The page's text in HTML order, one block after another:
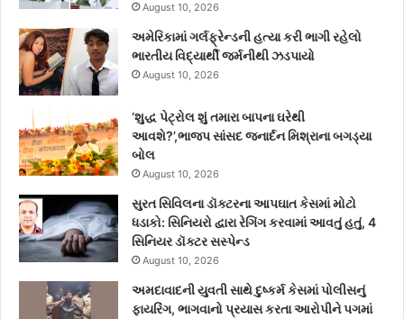
August 10, 2026
અમેરિકામાં ગર્લફ્રેન્ડની હત્યા કરી ભાગી રહેલો
ભારતીય વિદ્યાર્થી જર્મનીથી ઝડપાયો
August 10, 2026
‘શુદ્ધ પેટ્રોલ શું તમારા બાપના ઘરેથી
આવશે?’,ભાજપ સાંસદ જનાર્દન મિશ્રાના બગડ્યા
બોલ
August 10, 2026
સુરત સિવિલના ડૉક્ટરના આપઘાત કેસમાં મોટો
ધડાકો: સિનિયરો દ્વારા રેગિંગ કરવામાં આવતું હતું, 4
સિનિયર ડૉક્ટર સસ્પેન્ડ
August 10, 2026
અમદાવાદની યુવતી સાથે દુષ્કર્મ કેસમાં પોલીસનું
ફાયરિંગ, ભાગવાનો પ્રયાસ કરતા આરોપીને પગમાં